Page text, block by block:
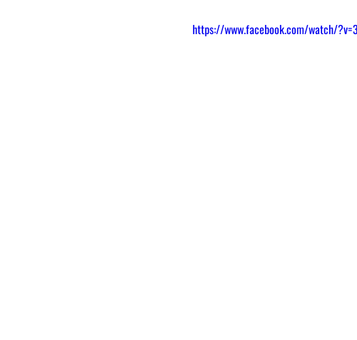
https://www.facebook.com/watch/